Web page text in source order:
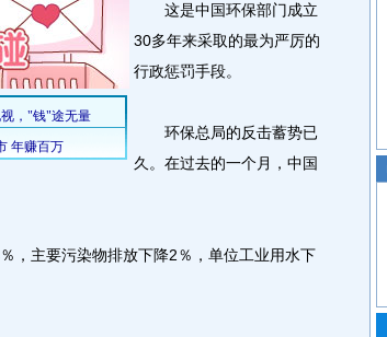
这是中国环保部门成立
30多年来采取的最为严厉的
行政惩罚手段。
环保总局的反击蓄势已
久。在过去的一个月，中国
主要污染物排放下降2％，单位工业用水下